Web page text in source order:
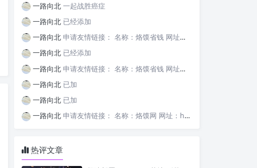
一路向北 一起战胜癌症
一路向北 已经添加
一路向北 申请友情链接： 名称：烙馍省钱 网址：https://tb-m.luomor.com/ 已添加文心AIGC
一路向北 已经添加
一路向北 申请友情链接： 名称：烙馍省钱 网址：https://tb-m.luomor.com/ 已添加烙馍网
一路向北 已加
一路向北 已加
一路向北 申请友情链接： 名称：烙馍网 网址：https://www.luomor.com/ 已添加文心AIGC
热评文章